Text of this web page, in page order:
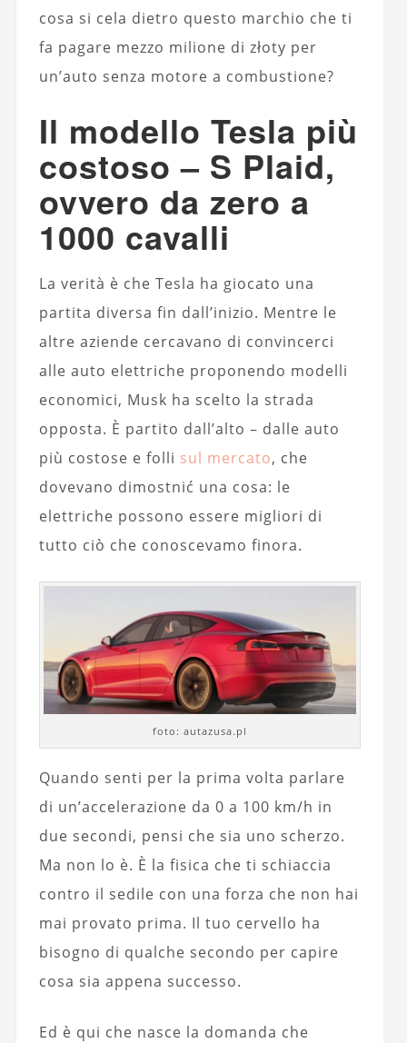
cosa si cela dietro questo marchio che ti
fa pagare mezzo milione di złoty per
un’auto senza motore a combustione?
Il modello Tesla più
costoso – S Plaid,
ovvero da zero a
1000 cavalli
La verità è che Tesla ha giocato una
partita diversa fin dall’inizio. Mentre le
altre aziende cercavano di convincerci
alle auto elettriche proponendo modelli
economici, Musk ha scelto la strada
opposta. È partito dall’alto – dalle auto
più costose e folli sul mercato, che
dovevano dimostnić una cosa: le
elettriche possono essere migliori di
tutto ciò che conoscevamo finora.
foto: autazusa.pl
Quando senti per la prima volta parlare
di un’accelerazione da 0 a 100 km/h in
due secondi, pensi che sia uno scherzo.
Ma non lo è. È la fisica che ti schiaccia
contro il sedile con una forza che non hai
mai provato prima. Il tuo cervello ha
bisogno di qualche secondo per capire
cosa sia appena successo.
Ed è qui che nasce la domanda che